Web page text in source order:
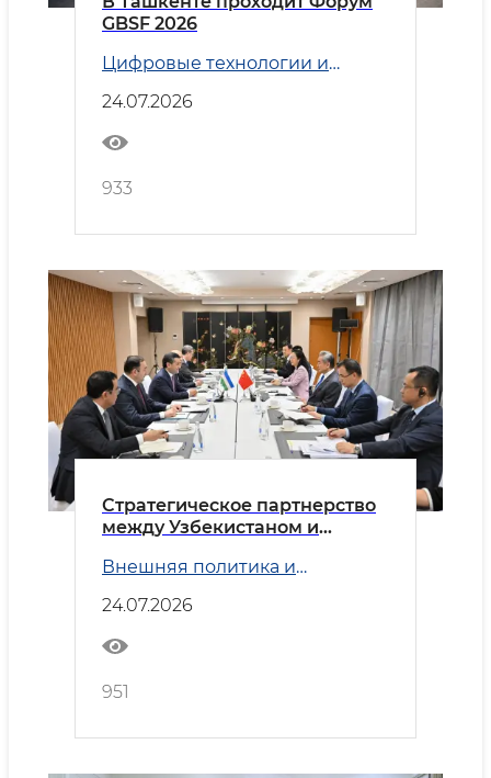
GBSF 2026
Цифровые технологии и
24.07.2026
933
Стратегическое партнерство
между Узбекистаном и
Внешняя политика и
24.07.2026
951